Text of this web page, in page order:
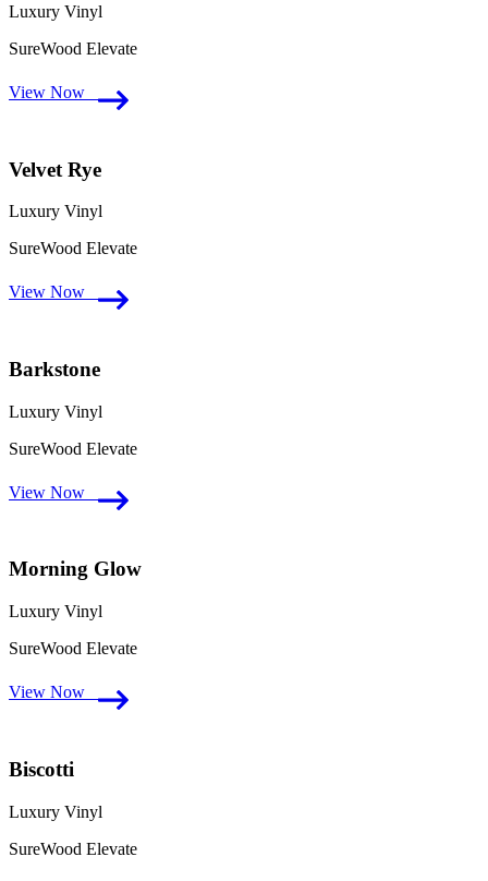
Luxury Vinyl
SureWood Elevate
View Now
Velvet Rye
Luxury Vinyl
SureWood Elevate
View Now
Barkstone
Luxury Vinyl
SureWood Elevate
View Now
Morning Glow
Luxury Vinyl
SureWood Elevate
View Now
Biscotti
Luxury Vinyl
SureWood Elevate